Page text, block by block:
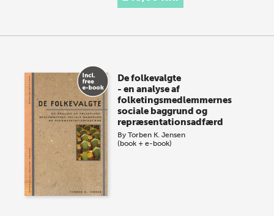
De folkevalgte
- en analyse af
folketingsmedlemmernes
sociale baggrund og
repræsentationsadfærd
ByTorben K. Jensen
(book + e-book)